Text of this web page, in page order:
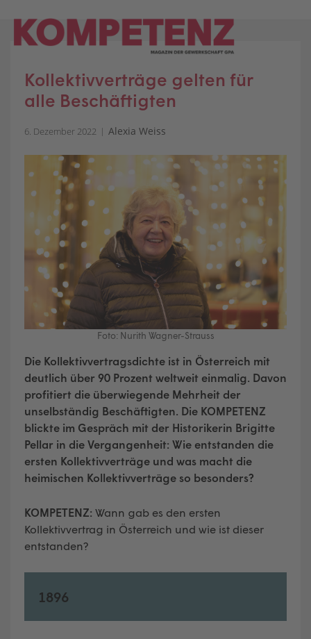
content
Kollektivverträge gelten für
alle Beschäftigten
6. Dezember 2022 Alexia Weiss
Foto: Nurith Wagner-Strauss
Die Kollektivvertragsdichte ist in Österreich mit
deutlich über 90 Prozent weltweit einmalig. Davon
profitiert die überwiegende Mehrheit der
unselbständig Beschäftigten. Die KOMPETENZ
blickte im Gespräch mit der Historikerin Brigitte
Pellar in die Vergangenheit: Wie entstanden die
ersten Kollektivverträge und was macht die
heimischen Kollektivverträge so besonders?
KOMPETENZ: Wann gab es den ersten
Kollektivvertrag in Österreich und wie ist dieser
entstanden?
1896